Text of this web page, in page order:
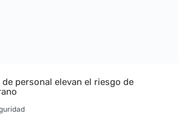
personal elevan el riesgo de